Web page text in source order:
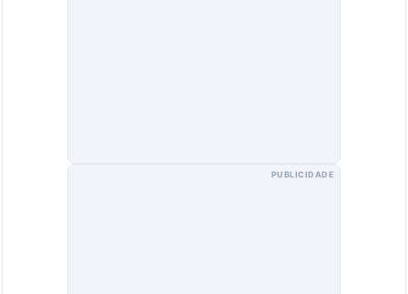
PUBLICIDADE